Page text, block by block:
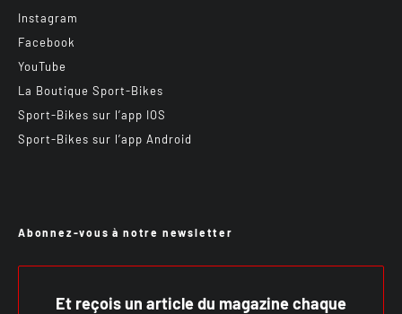
Instagram
Facebook
YouTube
La Boutique Sport-Bikes
Sport-Bikes sur l’app IOS
Sport-Bikes sur l’app Android
Abonnez-vous à notre newsletter
Et reçois un article du magazine chaque